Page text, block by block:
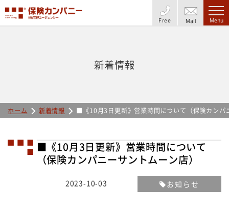
Free Mail Menu
新着情報
ホーム 新着情報 ■《10月3日更新》営業時間について（保険カンパ
■《10月3日更新》営業時間について
（保険カンパニーサントムーン店）
2023-10-03 お知らせ